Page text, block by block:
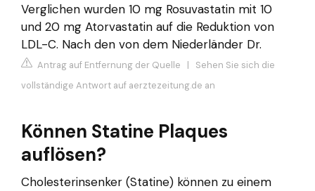
Verglichen wurden 10 mg Rosuvastatin mit 10
und 20 mg Atorvastatin auf die Reduktion von
LDL-C. Nach den von dem Niederländer Dr.
Antrag auf Entfernung der Quelle | Sehen Sie sich die
vollständige Antwort auf aerztezeitung.de an
Können Statine Plaques
auflösen?
Cholesterinsenker (Statine) können zu einem